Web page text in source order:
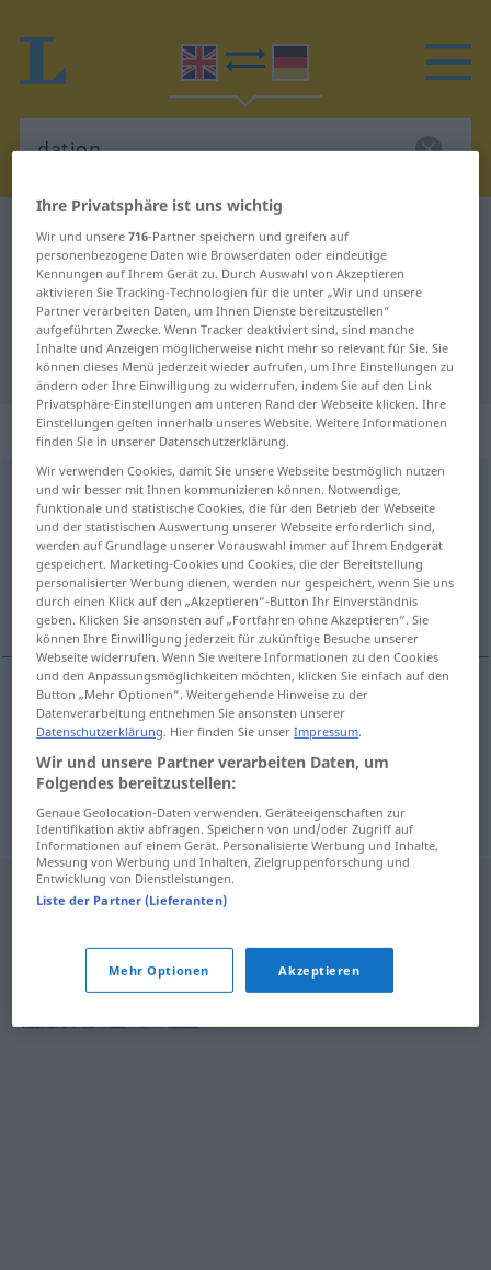
Englisch-Deutsch Wörterbuch dation
Englisch-Deutsch Übersetzung für
"dation"
"dation" Deutsch Übersetzung
„dation“: noun
dation [ˈdeiʃən]s
Übersicht aller Übersetzungen
(Für mehr Details die Übersetzung anklicken/antippen)
Geben, Verleihung
Gebenn dation JUR
Verleihung f dation JUR
Ihre Privatsphäre ist uns wichtig
Wir und unsere716-Partner speichern und greifen auf
personenbezogene Daten wie Browserdaten oder eindeutige
Kennungen auf Ihrem Gerät zu. Durch Auswahl von Akzeptieren
aktivieren Sie Tracking-Technologien für die unter „Wir und unsere
Partner verarbeiten Daten, um Ihnen Dienste bereitzustellen“
aufgeführten Zwecke. Wenn Tracker deaktiviert sind, sind manche
Inhalte und Anzeigen möglicherweise nicht mehr so relevant für Sie. Sie
können dieses Menü jederzeit wieder aufrufen, um Ihre Einstellungen zu
ändern oder Ihre Einwilligung zu widerrufen, indem Sie auf den Link
Privatsphäre-Einstellungen am unteren Rand der Webseite klicken. Ihre
Einstellungen gelten innerhalb unseres Website. Weitere Informationen
finden Sie in unserer Datenschutzerklärung.
Wir verwenden Cookies, damit Sie unsere Webseite bestmöglich nutzen
und wir besser mit Ihnen kommunizieren können. Notwendige,
funktionale und statistische Cookies, die für den Betrieb der Webseite
und der statistischen Auswertung unserer Webseite erforderlich sind,
werden auf Grundlage unserer Vorauswahl immer auf Ihrem Endgerät
gespeichert. Marketing-Cookies und Cookies, die der Bereitstellung
personalisierter Werbung dienen, werden nur gespeichert, wenn Sie uns
durch einen Klick auf den „Akzeptieren“-Button Ihr Einverständnis
geben. Klicken Sie ansonsten auf „Fortfahren ohne Akzeptieren“. Sie
können Ihre Einwilligung jederzeit für zukünftige Besuche unserer
Webseite widerrufen. Wenn Sie weitere Informationen zu den Cookies
und den Anpassungsmöglichkeiten möchten, klicken Sie einfach auf den
Button „Mehr Optionen“. Weitergehende Hinweise zu der
Datenverarbeitung entnehmen Sie ansonsten unserer
Datenschutzerklärung. Hier finden Sie unserImpressum.
Wir und unsere Partner verarbeiten Daten, um
Folgendes bereitzustellen:
Genaue Geolocation-Daten verwenden. Geräteeigenschaften zur
Identifikation aktiv abfragen. Speichern von und/oder Zugriff auf
Informationen auf einem Gerät. Personalisierte Werbung und Inhalte,
Messung von Werbung und Inhalten, Zielgruppenforschung und
Entwicklung von Dienstleistungen.
Liste der Partner (Lieferanten)
Mehr Optionen Akzeptieren